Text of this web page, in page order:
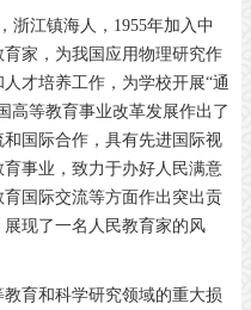
浙江镇海人，1955年加入中
家，为我国应用物理研究作
才培养工作，为学校开展“通
高等教育事业改革发展作出了
国际合作，具有先进国际视
事业，致力于办好人民满意
国际交流等方面作出突出贡
现了一名人民教育家的风
育和科学研究领域的重大损